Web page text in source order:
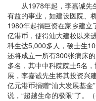
从1978年起，李嘉诚先
有益的事业，如建设医院、
1980年起捐巨资在家乡建
亿港币，使得汕大建校以来
科生达5,000多人，硕士生
还将成立一所有300张病床
多名，其中中科院院士5名
展，李嘉诚先生将其投资兴
亿元港币捐赠“汕大发展基
说，“超越生命的极限”了。